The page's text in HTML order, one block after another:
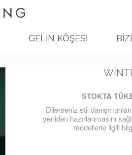
GELİN KÖŞESİ
STOKTA
Dilerseniz stil
yeniden hazırlanmasını
modellerle ilgili